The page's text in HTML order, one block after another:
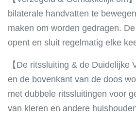
bilaterale handvatten te
maken om worden gedragen.
opent en sluit regelmatig elke
【De ritssluiting & de Duidelijke
en de bovenkant van de doos
met dubbele ritssluitingen voor
van kleren en andere